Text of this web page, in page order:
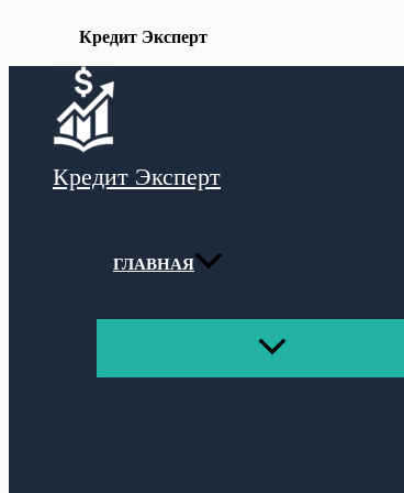
Кредит Эксперт
содержимому
Кредит Эксперт
ГЛАВНАЯ
ПЕРЕКЛЮЧАТЕЛЬ